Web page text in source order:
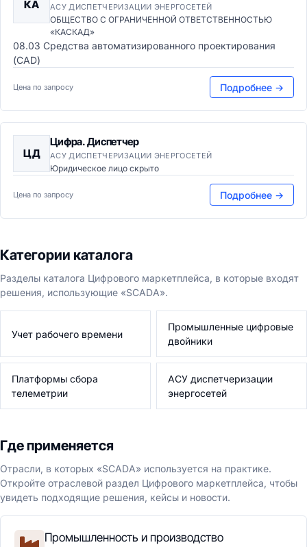
КА АСУ ДИСПЕТЧЕРИЗАЦИИ ЭНЕРГОСЕТЕЙ
ОБЩЕСТВО С ОГРАНИЧЕННОЙ ОТВЕТСТВЕННОСТЬЮ
«КАСКАД»
08.03 Средства автоматизированного проектирования
(CAD)
Цена по запросу Подробнее →
ЦД
Цифра. Диспетчер
АСУ ДИСПЕТЧЕРИЗАЦИИ ЭНЕРГОСЕТЕЙ
Юридическое лицо скрыто
Цена по запросу Подробнее →
Категории каталога
Разделы каталога Цифрового маркетплейса, в которые входят
решения, использующие «SCADA».
Учет рабочего времени
Промышленные цифровые
двойники
Платформы сбора
телеметрии
АСУ диспетчеризации
энергосетей
Где применяется
Отрасли, в которых «SCADA» используется на практике.
Откройте отраслевой раздел Цифрового маркетплейса, чтобы
увидеть подходящие решения, кейсы и новости.
Промышленность и производство